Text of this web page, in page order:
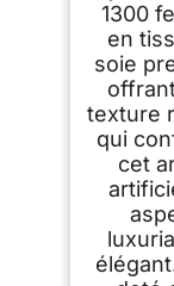
1300
en
soie
texture
qui
cet